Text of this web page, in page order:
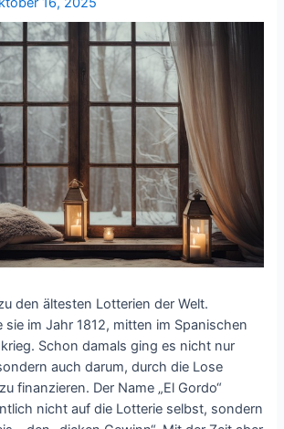
den ältesten Lotterien der Welt.
sie im Jahr 1812, mitten im Spanischen
Schon damals ging es nicht nur
auch darum, durch die Lose
finanzieren. Der Name „El Gordo“
nicht auf die Lotterie selbst, sondern